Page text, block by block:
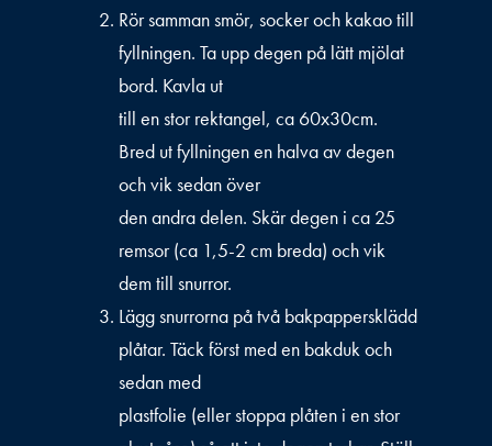
Rör samman smör, socker och kakao till
fyllningen. Ta upp degen på lätt mjölat
bord. Kavla ut
till en stor rektangel, ca 60x30cm.
Bred ut fyllningen en halva av degen
och vik sedan över
den andra delen. Skär degen i ca 25
remsor (ca 1,5-2 cm breda) och vik
dem till snurror.
Lägg snurrorna på två bakpappersklädd
plåtar. Täck först med en bakduk och
sedan med
plastfolie (eller stoppa plåten i en stor